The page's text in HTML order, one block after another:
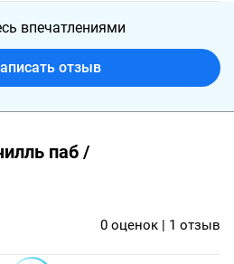
впечатлениями
отзыв
паб /
0 оценок | 1 отзыв